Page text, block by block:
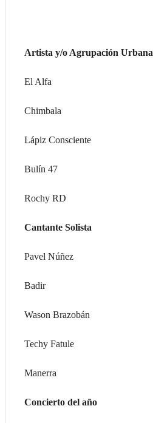
Artista y/o Agrupación Urbana
El Alfa
Chimbala
Lápiz Consciente
Bulín 47
Rochy RD
Cantante Solista
Pavel Núñez
Badir
Wason Brazobán
Techy Fatule
Manerra
Concierto del año